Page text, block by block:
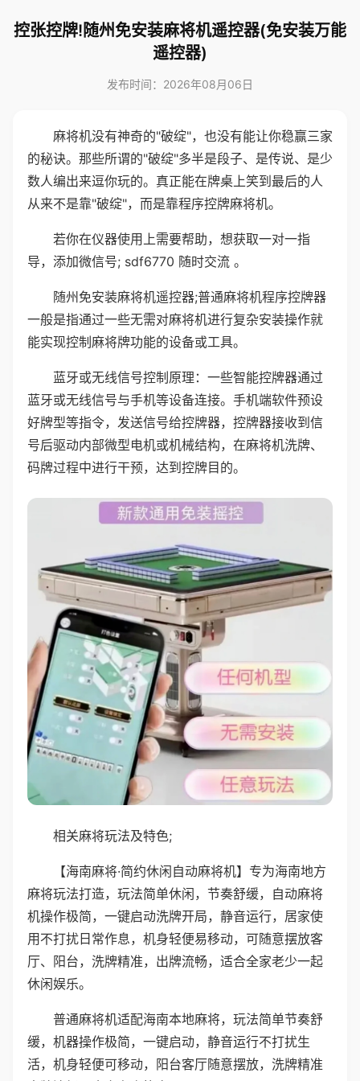
控张控牌!随州免安装麻将机遥控器(免安装万能
遥控器)
发布时间：2026年08月06日
麻将机没有神奇的"破绽"，也没有能让你稳赢三家
的秘诀。那些所谓的"破绽"多半是段子、是传说、是少
数人编出来逗你玩的。真正能在牌桌上笑到最后的人
从来不是靠"破绽"，而是靠程序控牌麻将机。
若你在仪器使用上需要帮助，想获取一对一指
导，添加微信号; sdf6770 随时交流 。
随州免安装麻将机遥控器;普通麻将机程序控牌器
一般是指通过一些无需对麻将机进行复杂安装操作就
能实现控制麻将牌功能的设备或工具。
蓝牙或无线信号控制原理：一些智能控牌器通过
蓝牙或无线信号与手机等设备连接。手机端软件预设
好牌型等指令，发送信号给控牌器，控牌器接收到信
号后驱动内部微型电机或机械结构，在麻将机洗牌、
码牌过程中进行干预，达到控牌目的。
相关麻将玩法及特色;
【海南麻将·简约休闲自动麻将机】专为海南地方
麻将玩法打造，玩法简单休闲，节奏舒缓，自动麻将
机操作极简，一键启动洗牌开局，静音运行，居家使
用不打扰日常作息，机身轻便易移动，可随意摆放客
厅、阳台，洗牌精准，出牌流畅，适合全家老少一起
休闲娱乐。
普通麻将机适配海南本地麻将，玩法简单节奏舒
缓，机器操作极简，一键启动，静音运行不打扰生
活，机身轻便可移动，阳台客厅随意摆放，洗牌精准